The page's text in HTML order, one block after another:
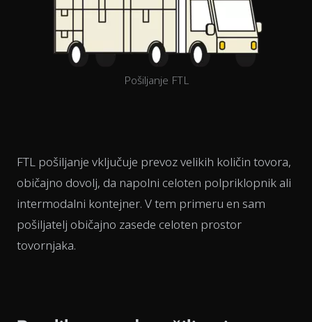
Pošiljanje FTL
FTL pošiljanje vključuje prevoz velikih količin tovora,
običajno dovolj, da napolni celoten polpriklopnik ali
intermodalni kontejner. V tem primeru en sam
pošiljatelj običajno zasede celoten prostor
tovornjaka.